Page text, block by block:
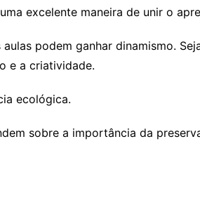
excelente maneira de unir o
podem ganhar dinamismo.
e a criatividade.
ecológica.
sobre a importância da